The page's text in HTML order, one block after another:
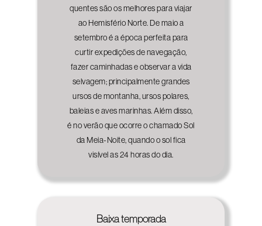
quentes são os melhores para viajar
ao Hemisfério Norte. De maio a
setembro é a época perfeita para
curtir expedições de navegação,
fazer caminhadas e observar a vida
selvagem; principalmente grandes
ursos de montanha, ursos polares,
baleias e aves marinhas. Além disso,
é no verão que ocorre o chamado Sol
da Meia-Noite, quando o sol fica
visível as 24 horas do dia.
Baixa temporada